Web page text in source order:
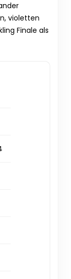
violetten
Finale als